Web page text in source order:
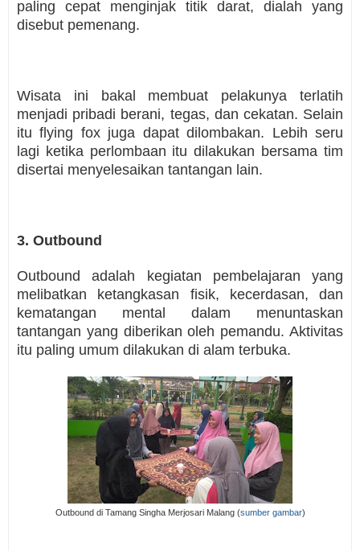
paling cepat menginjak titik darat, dialah yang
disebut pemenang.
Wisata ini bakal membuat pelakunya terlatih
menjadi pribadi berani, tegas, dan cekatan. Selain
itu flying fox juga dapat dilombakan. Lebih seru
lagi ketika perlombaan itu dilakukan bersama tim
disertai menyelesaikan tantangan lain.
3. Outbound
Outbound adalah kegiatan pembelajaran yang
melibatkan ketangkasan fisik, kecerdasan, dan
kematangan mental dalam menuntaskan
tantangan yang diberikan oleh pemandu. Aktivitas
itu paling umum dilakukan di alam terbuka.
Outbound di Tamang Singha Merjosari Malang (sumber gambar)